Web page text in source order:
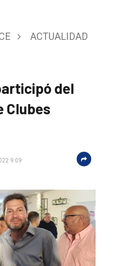
ACTUALIDAD
del
Clubes
9:09